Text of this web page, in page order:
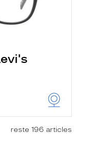
reste 196 articles